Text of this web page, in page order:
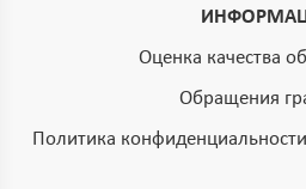
Оценка качества
Обращения
Политика